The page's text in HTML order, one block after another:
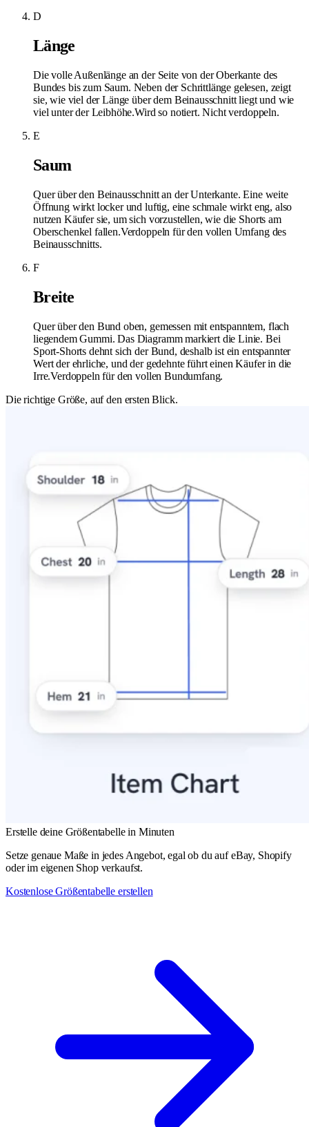
D
Länge
Die volle Außenlänge an der Seite von der Oberkante des
Bundes bis zum Saum. Neben der Schrittlänge gelesen, zeigt
sie, wie viel der Länge über dem Beinausschnitt liegt und wie
viel unter der Leibhöhe.Wird so notiert. Nicht verdoppeln.
E
Saum
Quer über den Beinausschnitt an der Unterkante. Eine weite
Öffnung wirkt locker und luftig, eine schmale wirkt eng, also
nutzen Käufer sie, um sich vorzustellen, wie die Shorts am
Oberschenkel fallen.Verdoppeln für den vollen Umfang des
Beinausschnitts.
F
Breite
Quer über den Bund oben, gemessen mit entspanntem, flach
liegendem Gummi. Das Diagramm markiert die Linie. Bei
Sport-Shorts dehnt sich der Bund, deshalb ist ein entspannter
Wert der ehrliche, und der gedehnte führt einen Käufer in die
Irre.Verdoppeln für den vollen Bundumfang.
Die richtige Größe, auf den ersten Blick.
Erstelle deine Größentabelle in Minuten
Setze genaue Maße in jedes Angebot, egal ob du auf eBay, Shopify
oder im eigenen Shop verkaufst.
Kostenlose Größentabelle erstellen